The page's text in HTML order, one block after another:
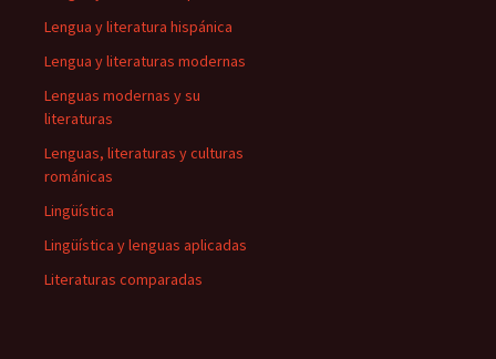
Lengua y literatura hispánica
Lengua y literaturas modernas
Lenguas modernas y su
literaturas
Lenguas, literaturas y culturas
románicas
Lingüística
Lingüística y lenguas aplicadas
Literaturas comparadas